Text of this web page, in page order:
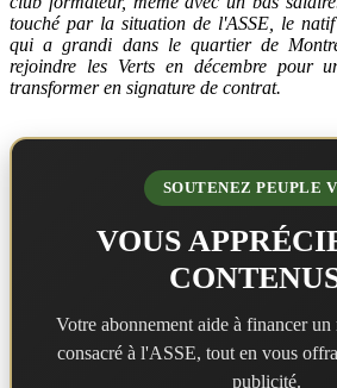
touché par la situation de l'ASSE, le natif
qui a grandi dans le quartier de
rejoindre les Verts en décembre pour
transformer en signature de contrat.
SOUTENEZ PEUPLE
VOUS
Votre abonnement aide à financer
consacré à l'ASSE, tout en vous
publicité.